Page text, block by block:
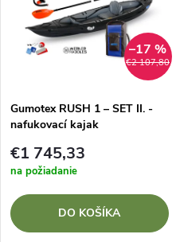
o
v
o
€2 107,80
–17 %
Gumotex RUSH 1 – SET II. -
nafukovací kajak
€1 745,33
na požiadanie
DO KOŠÍKA